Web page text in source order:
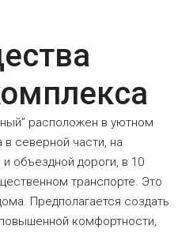
расположен в уютном
в северной части, на
объездной дороги, в 10
транспорте. Это
Предполагается создать
комфортности,